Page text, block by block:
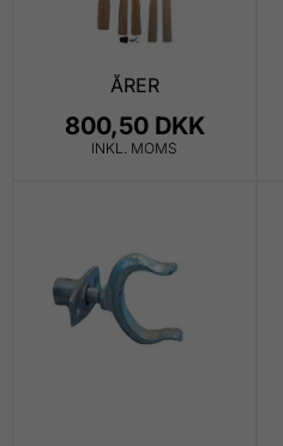
ÅRER
800,50 DKK
INKL. MOMS